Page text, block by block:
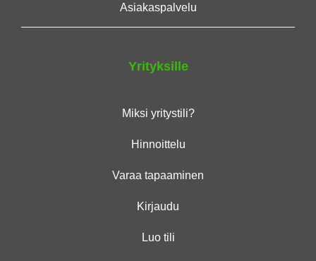
Asiakaspalvelu
Yrityksille
Miksi yritystili?
Hinnoittelu
Varaa tapaaminen
Kirjaudu
Luo tili